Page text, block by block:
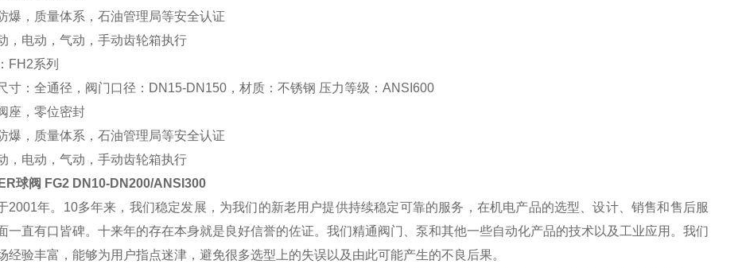
爆，质量体系，石油管理局等安全认证
，电动，气动，手动齿轮箱执行
FH2系列
寸：全通径，阀门口径：DN15-DN150，材质：不锈钢 压力等级：ANSI600
座，零位密封
爆，质量体系，石油管理局等安全认证
，电动，气动，手动齿轮箱执行
球阀 FG2 DN10-DN200/ANSI300
2001年。10多年来，我们稳定发展，为我们的新老用户提供持续稳定可靠的服务，在机电产品的选型、设计、销售和售后服
一直有口皆碑。十来年的存在本身就是良好信誉的佐证。我们精通阀门、泵和其他一些自动化产品的技术以及工业应用。我们
经验丰富，能够为用户指点迷津，避免很多选型上的失误以及由此可能产生的不良后果。